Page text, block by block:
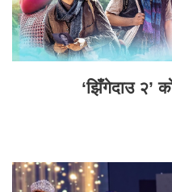
‘झिँगेदाउ २’